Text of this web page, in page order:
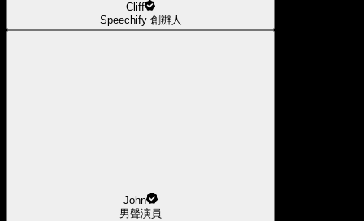
Cliff
Speechify 創辦人
John
男聲演員